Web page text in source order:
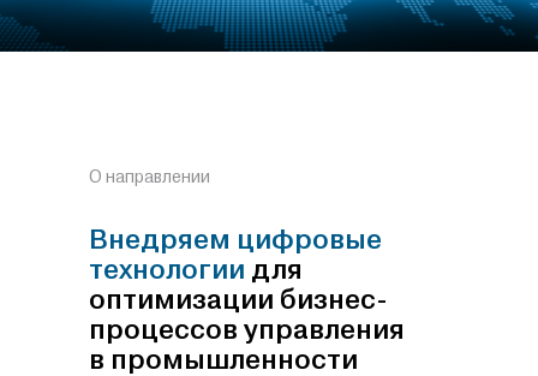
О направлении
Внедряем цифровые
технологии для
оптимизации бизнес-
процессов управления
в промышленности